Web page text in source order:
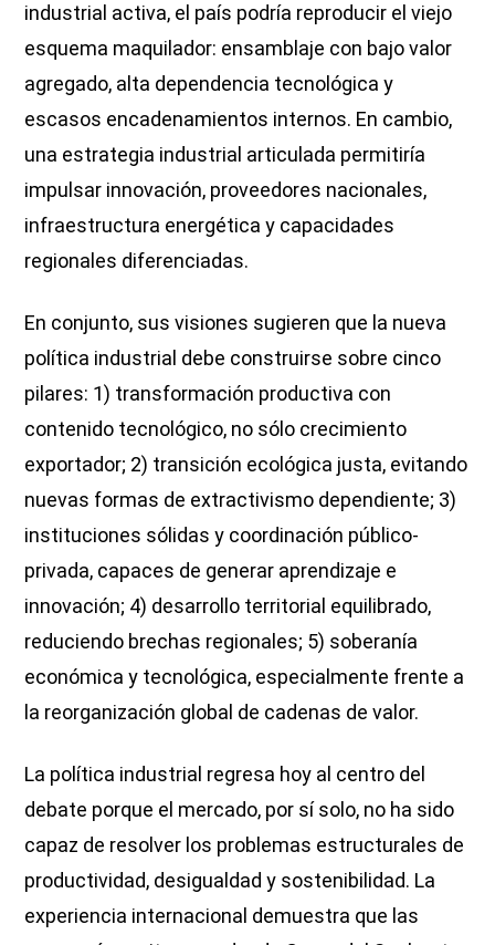
industrial activa, el país podría reproducir el viejo
esquema maquilador: ensamblaje con bajo valor
agregado, alta dependencia tecnológica y
escasos encadenamientos internos. En cambio,
una estrategia industrial articulada permitiría
impulsar innovación, proveedores nacionales,
infraestructura energética y capacidades
regionales diferenciadas.
En conjunto, sus visiones sugieren que la nueva
política industrial debe construirse sobre cinco
pilares: 1) transformación productiva con
contenido tecnológico, no sólo crecimiento
exportador; 2) transición ecológica justa, evitando
nuevas formas de extractivismo dependiente; 3)
instituciones sólidas y coordinación público-
privada, capaces de generar aprendizaje e
innovación; 4) desarrollo territorial equilibrado,
reduciendo brechas regionales; 5) soberanía
económica y tecnológica, especialmente frente a
la reorganización global de cadenas de valor.
La política industrial regresa hoy al centro del
debate porque el mercado, por sí solo, no ha sido
capaz de resolver los problemas estructurales de
productividad, desigualdad y sostenibilidad. La
experiencia internacional demuestra que las